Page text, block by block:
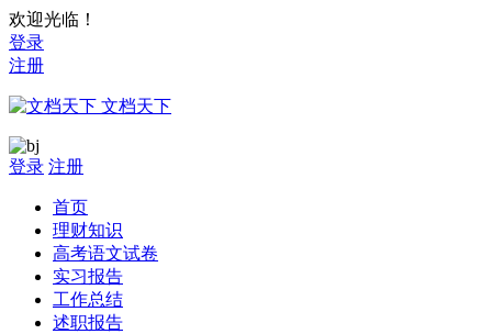
欢迎光临！
登录
注册
文档天下
登录 注册
首页
理财知识
高考语文试卷
实习报告
工作总结
述职报告